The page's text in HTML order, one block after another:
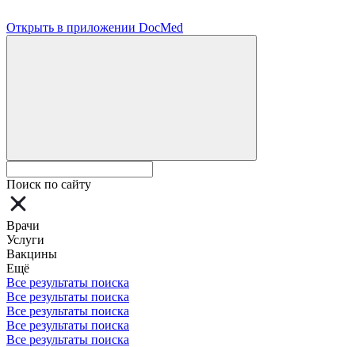
Открыть в приложении DocMed
Поиск по сайту
Врачи
Услуги
Вакцины
Ещё
Все результаты поиска
Все результаты поиска
Все результаты поиска
Все результаты поиска
Все результаты поиска